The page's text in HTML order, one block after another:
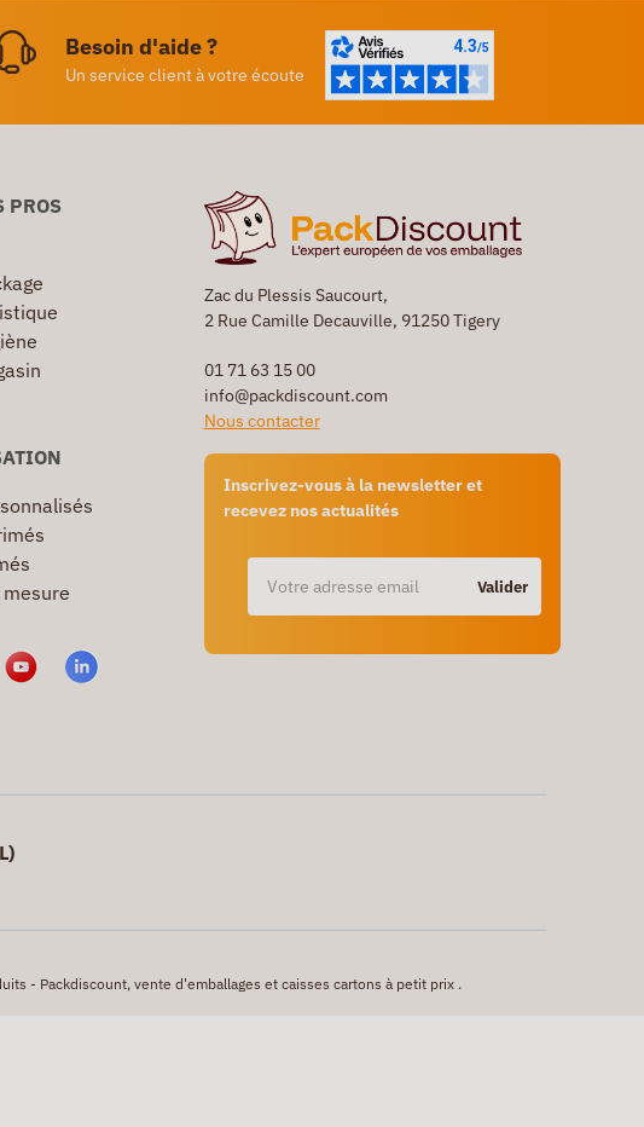
Besoin d'aide ?
Un service client à votre écoute
Zac du Plessis Saucourt,
2 Rue Camille Decauville, 91250 Tigery
01 71 63 15 00
info@packdiscount.com
Nous contacter
Inscrivez-vous à la newsletter et
recevez nos actualités
Valider
PROS
- Packdiscount, vente d'emballages et caisses cartons à petit prix .